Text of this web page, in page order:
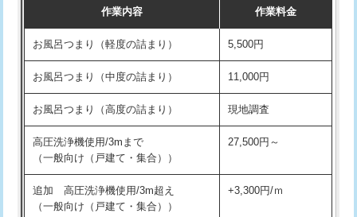
交換・取付（温水洗浄便座） 16,500円+材料費
交換・取付(単水栓（壁付・デッキ
式）)
13,200円+材料費
交換・取付(混合水栓（壁付・デッキ
式・ワンホール）)
16,500円+材料費
交換・取付(排水栓・排水トラップ
（P/S/ポップアップ））
22,000円+材料費
交換・取付（その他部品） 11,000円+材料費
作業内容 作業料金
お風呂つまり（軽度の詰まり） 5,500円
お風呂つまり（中度の詰まり） 11,000円
お風呂つまり（高度の詰まり） 現地調査
高圧洗浄機使用/3mまで
（一般向け（戸建て・集合））
27,500円～
追加 高圧洗浄機使用/3m超え
（一般向け（戸建て・集合））
+3,300円/ｍ